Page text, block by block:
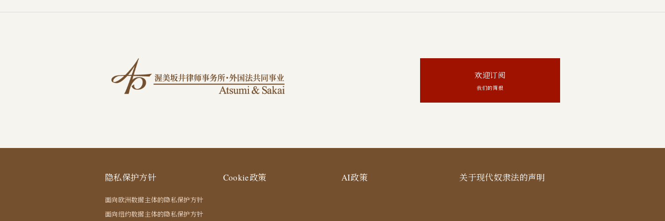
欢迎订阅
我们的简报
隐私保护方针
面向欧洲数据主体的隐私保护方针
面向纽约数据主体的隐私保护方针
Cookie政策 AI政策 关于现代奴隶法的声明